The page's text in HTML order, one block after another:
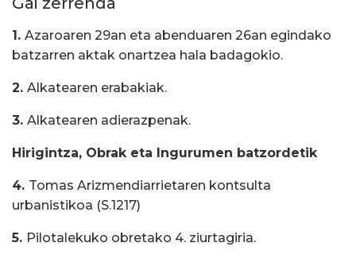
1. Azaroaren 29an eta abenduaren 26an egindako
batzarren aktak onartzea hala badagokio.
2. Alkatearen erabakiak.
3. Alkatearen adierazpenak.
Hirigintza, Obrak eta Ingurumen batzordetik
4. Tomas Arizmendiarrietaren kontsulta
urbanistikoa (S.1217)
5. Pilotalekuko obretako 4. ziurtagiria.